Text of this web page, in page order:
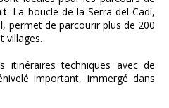
. La boucle de la Serra del Cadí,
, permet de parcourir plus de 200
villages.
itinéraires techniques avec de
important, immergé dans